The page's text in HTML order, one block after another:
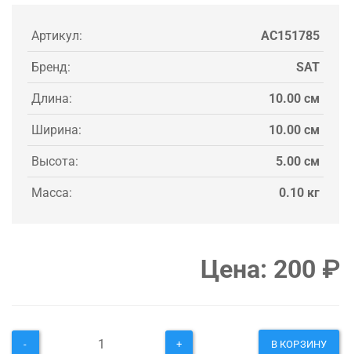
Артикул: AC151785
Бренд: SAT
Длина: 10.00 см
Ширина: 10.00 см
Высота: 5.00 см
Масса: 0.10 кг
Цена: 200 ₽
- + В КОРЗИНУ